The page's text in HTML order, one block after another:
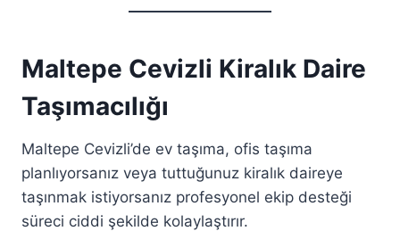
Maltepe Cevizli Kiralık Daire
Taşımacılığı
Maltepe Cevizli’de ev taşıma, ofis taşıma
planlıyorsanız veya tuttuğunuz kiralık daireye
taşınmak istiyorsanız profesyonel ekip desteği
süreci ciddi şekilde kolaylaştırır.